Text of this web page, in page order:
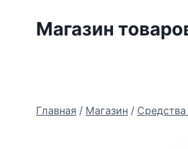
Магазин
Главная / Магазин /